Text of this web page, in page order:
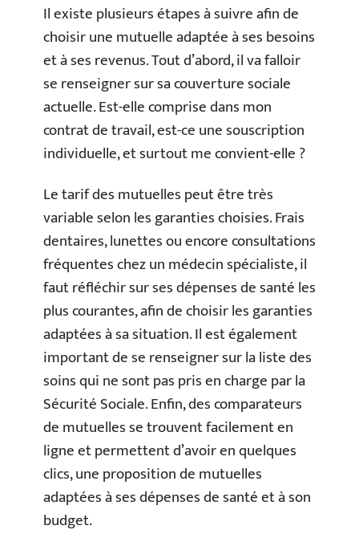
Il existe plusieurs étapes à suivre afin de
choisir une mutuelle adaptée à ses besoins
et à ses revenus. Tout d’abord, ilva falloir
serenseigner sur sa couverture sociale
actuelle. Est-elle comprise dans mon
contrat de travail, est-ce une souscription
individuelle, et surtout me convient-elle ?
Le tarif des mutuelles peut être très
variable selon les garanties choisies. Frais
dentaires, lunettes ou encore consultations
fréquentes chez un médecin spécialiste, il
faut réfléchir sur ses dépenses de santé les
plus courantes, afin de choisir les garanties
adaptées à sa situation. Il est également
important de se renseigner sur la liste des
soins qui ne sont pas pris en charge par la
Sécurité Sociale. Enfin, des comparateurs
de mutuelles se trouvent facilement en
ligne et permettent d’avoir en quelques
clics, une proposition de mutuelles
adaptées à ses dépenses de santé et à son
budget.